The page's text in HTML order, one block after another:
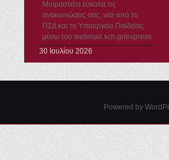
Μοιραστείτε εύκολα τις
ανακοινώσεις σας, νέα από το
ΠΣΔ και το Υπουργείο Παιδείας
μέσω του webmail.sch.gr/express
30 Ιουλίου 2026
Powered by